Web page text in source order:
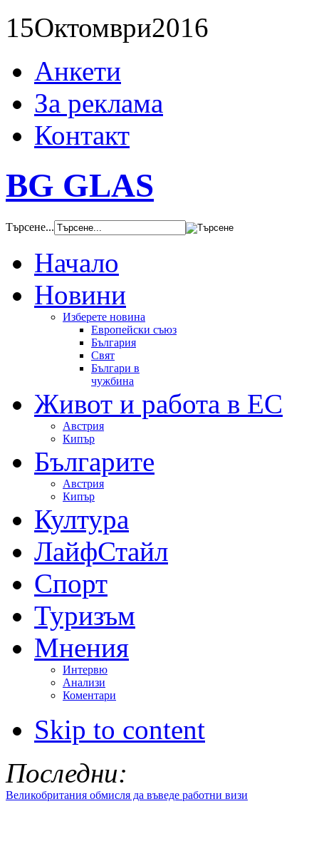
15Октомври2016
Анкети
За реклама
Контакт
BG GLAS
Търсене...
Начало
Новини
Изберете новина
Европейски съюз
България
Свят
Българи в
чужбина
Живот и работа в ЕС
Австрия
Кипър
Българите
Австрия
Кипър
Култура
ЛайфСтайл
Спорт
Туризъм
Мнения
Интервю
Анализи
Коментари
Skip to content
Последни:
Великобритания обмисля да въведе работни визи